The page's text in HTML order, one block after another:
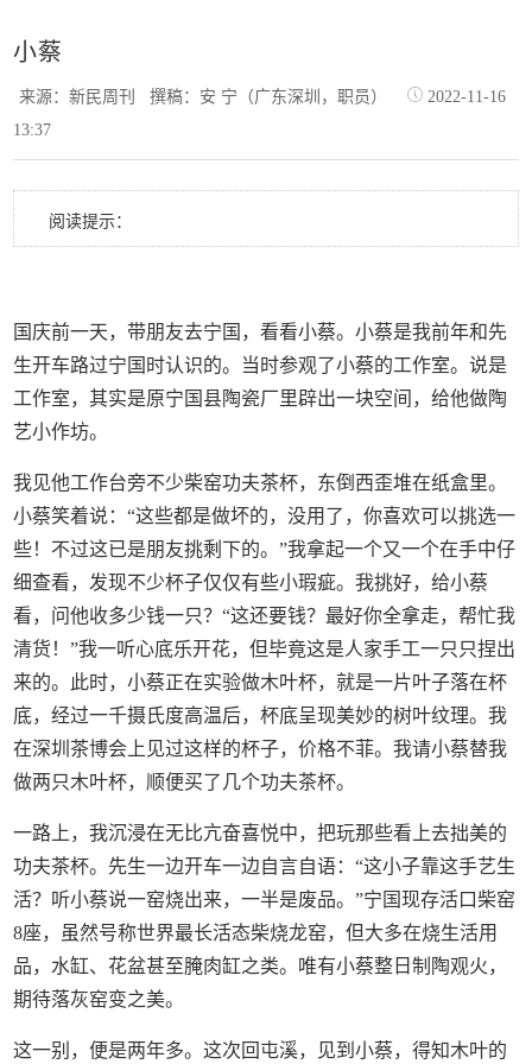
小蔡
来源：新民周刊撰稿：安 宁（广东深圳，职员）
2022-11-16
13:37
阅读提示：
国庆前一天，带朋友去宁国，看看小蔡。小蔡是我前年和先
生开车路过宁国时认识的。当时参观了小蔡的工作室。说是
工作室，其实是原宁国县陶瓷厂里辟出一块空间，给他做陶
艺小作坊。
我见他工作台旁不少柴窑功夫茶杯，东倒西歪堆在纸盒里。
小蔡笑着说：“这些都是做坏的，没用了，你喜欢可以挑选一
些！不过这已是朋友挑剩下的。”我拿起一个又一个在手中仔
细查看，发现不少杯子仅仅有些小瑕疵。我挑好，给小蔡
看，问他收多少钱一只？“这还要钱？最好你全拿走，帮忙我
清货！”我一听心底乐开花，但毕竟这是人家手工一只只捏出
来的。此时，小蔡正在实验做木叶杯，就是一片叶子落在杯
底，经过一千摄氏度高温后，杯底呈现美妙的树叶纹理。我
在深圳茶博会上见过这样的杯子，价格不菲。我请小蔡替我
做两只木叶杯，顺便买了几个功夫茶杯。
一路上，我沉浸在无比亢奋喜悦中，把玩那些看上去拙美的
功夫茶杯。先生一边开车一边自言自语：“这小子靠这手艺生
活？听小蔡说一窑烧出来，一半是废品。”宁国现存活口柴窑
8座，虽然号称世界最长活态柴烧龙窑，但大多在烧生活用
品，水缸、花盆甚至腌肉缸之类。唯有小蔡整日制陶观火，
期待落灰窑变之美。
这一别，便是两年多。这次回屯溪，见到小蔡，得知木叶的